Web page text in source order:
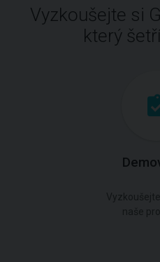
Vyzkoušejte si
který